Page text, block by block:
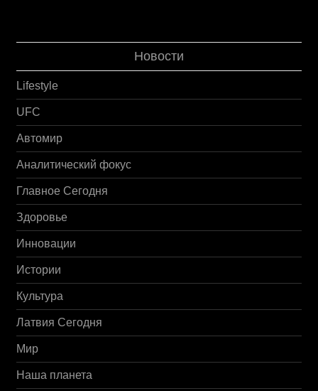
Новости
Lifestyle
UFC
Автомир
Аналитический фокус
Главное Сегодня
Здоровье
Инновации
Истории
Культура
Латвия Сегодня
Мир
Наша планета